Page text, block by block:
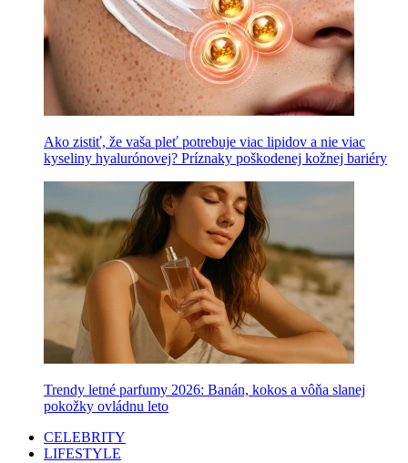
Ako zistiť, že vaša pleť potrebuje viac lipidov a nie viac
kyseliny hyalurónovej? Príznaky poškodenej kožnej bariéry
Trendy letné parfumy 2026: Banán, kokos a vôňa slanej
pokožky ovládnu leto
CELEBRITY
LIFESTYLE